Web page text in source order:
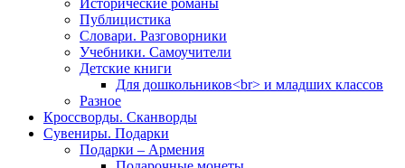
Исторические романы
Публицистика
Словари. Разговорники
Учебники. Самоучители
Детские книги
Для дошкольников<br> и младших классов
Разное
Кроссворды. Сканворды
Сувениры. Подарки
Подарки – Армения